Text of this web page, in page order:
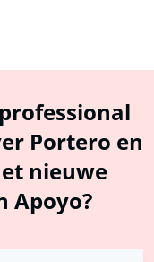
Portero en
nieuwe
Apoyo?